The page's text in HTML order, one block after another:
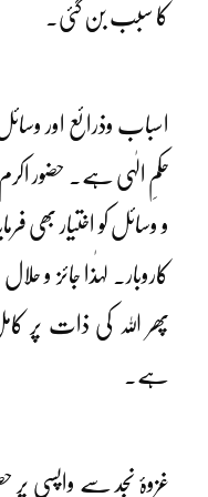
کا سبب بن گئی۔
اسباب وذرائع اور
حکمِ الٰہی ہے۔ حضور
و وسائل کو اختیار بھی
کاروبار۔ لہٰذا جائز و
پھر اللہ کی ذات پر
ہے۔
غزوۂ نجد سے واپسی پر